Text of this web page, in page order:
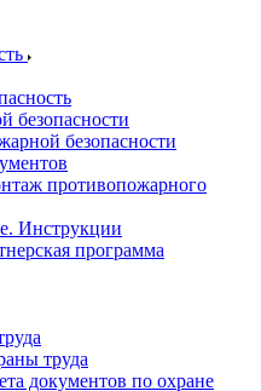
безопасности
безопасности
противопожарного
Инструкции
программа
труда
документов по охране